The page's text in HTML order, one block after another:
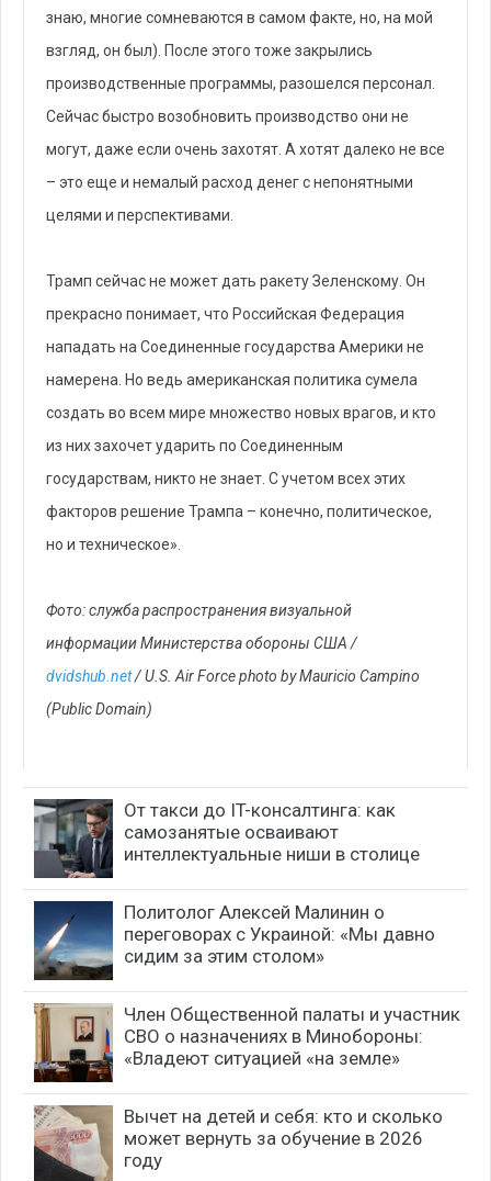
От такси до IT-консалтинга: как
самозанятые осваивают
интеллектуальные ниши в столице
Политолог Алексей Малинин о
переговорах с Украиной: «Мы давно
сидим за этим столом»
Член Общественной палаты и участник
СВО о назначениях в Минобороны:
«Владеют ситуацией «на земле»
Вычет на детей и себя: кто и сколько
может вернуть за обучение в 2026
году